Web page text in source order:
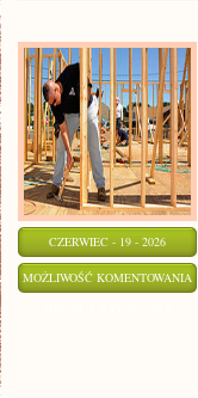
CZERWIEC - 19 - 2026
MOŻLIWOŚĆ KOMENTOWANIA